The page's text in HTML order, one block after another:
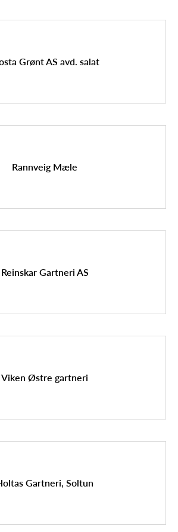
Grønt AS avd. salat
Rannveig Mæle
Reinskar Gartneri AS
Viken Østre gartneri
Gartneri, Soltun